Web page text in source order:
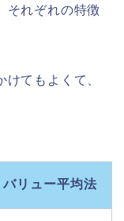
それぞれの特徴
けてもよくて、
バリュー平均法